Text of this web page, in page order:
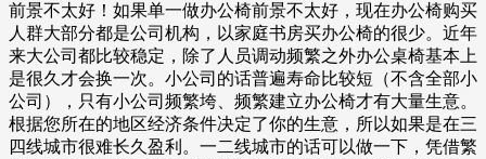
前景不太好！如果单一做办公椅前景不太好，现在办公椅购买
人群大部分都是公司机构，以家庭书房买办公椅的很少。近年
来大公司都比较稳定，除了人员调动频繁之外办公桌椅基本上
是很久才会换一次。小公司的话普遍寿命比较短（不含全部小
公司），只有小公司频繁垮、频繁建立办公椅才有大量生意。
根据您所在的地区经济条件决定了你的生意，所以如果是在三
四线城市很难长久盈利。一二线城市的话可以做一下，凭借繁